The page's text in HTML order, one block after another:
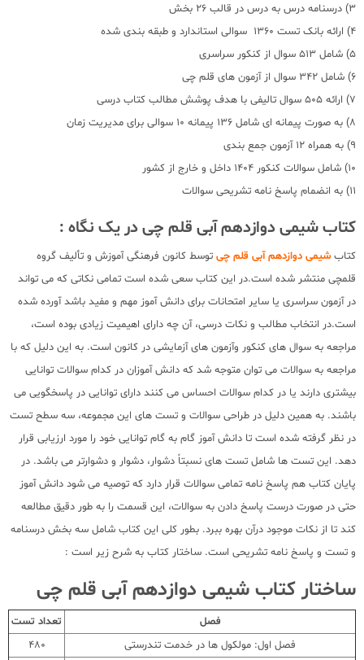
3) درسنامه درس به درس در قالب 26 بخش
4) ارائه بانک تست 1360 سوالی استاندارد و طبقه بندی شده
5) شامل 513 سوال از کنکور سراسری
6) شامل 342 سوال از آزمون های قلم چی
7) ارائه 505 سوال تالیفی با هدف پوشش مطالب کتاب درسی
8) به صورت پیمانه ای شامل 136 پیمانه 10 سوالی برای مدیریت زمان
9) به همراه 12 آزمون جمع بندی
10) شامل سوالات کنکور 1404 داخل و خارج از کشور
11) به انضمام پاسخ نامه تشریحی سوالات
کتاب شیمی دوازدهم آبی قلم چی در یک نگاه :
کتاب شیمی دوازدهم آبی قلم چی توسط کانون فرهنگی آموزش و تألیف گروه
قلمچی منتشر شده است.در این کتاب سعی شده است تمامی نکاتی که می تواند
در آزمون سراسری یا سایر امتحانات برای دانش آموز مهم و مفید باشد آورده شده
است.در انتخاب مطالب و نکات درسی، آن چه دارای اهیمیت زیادی بوده است،
مراجعه به سوال های کنکور وآزمون های آزمایشی در کانون است. به این دلیل که با
مراجعه به سوالات می توان متوجه شد که دانش آموزان در کدام سوالات توانایی
بیشتری دارند یا در کدام سوالات احساس می کنند دارای توانایی در پاسخگویی می
باشند. به همین دلیل در طراحی سوالات و تست های این مجموعه، سه سطح تست
در نظر گرفته شده است تا دانش آموز گام به گام توانایی خود را مورد ارزیابی قرار
دهد. این تست ها شامل تست های نسبتاً دشوار، دشوار و دشوارتر می باشد. در
پایان کتاب هم پاسخ نامه تمامی سوالات قرار دارد که توصیه می شود دانش آموز
حتی در صورت درست پاسخ دادن به سوالات، این قسمت را به طور دقیق مطالعه
کند تا از نکات موجود درآن بهره ببرد. بطور کلی این کتاب شامل سه بخش درسنامه
و تست و پاسخ نامه تشریحی است. ساختار کتاب به شرح زیر است :
ساختار کتاب شیمی دوازدهم آبی قلم چی
فصل
تعداد تست
فصل اول: مولکول ها در خدمت تندرستی
480